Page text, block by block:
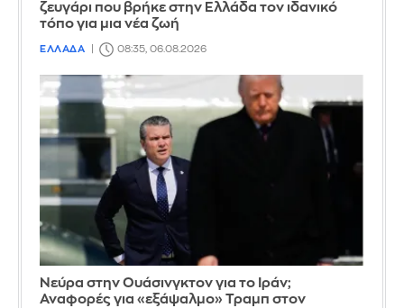
ζευγάρι που βρήκε στην Ελλάδα τον ιδανικό
τόπο για μια νέα ζωή
ΕΛΛΑΔΑ 08:35, 06.08.2026
Νεύρα στην Ουάσινγκτον για το Ιράν;
Αναφορές για «εξάψαλμο» Τραμπ στον